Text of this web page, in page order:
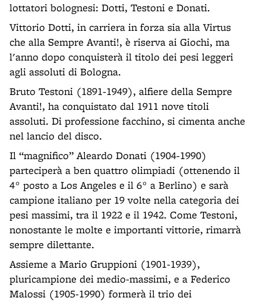
lottatori bolognesi: Dotti, Testoni e Donati.
Vittorio Dotti, in carriera in forza sia alla Virtus
che alla Sempre Avanti!, è riserva ai Giochi, ma
l'anno dopo conquisterà il titolo dei pesi leggeri
agli assoluti di Bologna.
Bruto Testoni (1891-1949), alfiere della Sempre
Avanti!, ha conquistato dal 1911 nove titoli
assoluti. Di professione facchino, si cimenta anche
nel lancio del disco.
Il “magnifico” Aleardo Donati (1904-1990)
parteciperà a ben quattro olimpiadi (ottenendo il
4° posto a Los Angeles e il 6° a Berlino) e sarà
campione italiano per 19 volte nella categoria dei
pesi massimi, tra il 1922 e il 1942. Come Testoni,
nonostante le molte e importanti vittorie, rimarrà
sempre dilettante.
Assieme a Mario Gruppioni (1901-1939),
pluricampione dei medio-massimi, e a Federico
Malossi (1905-1990) formerà il trio dei